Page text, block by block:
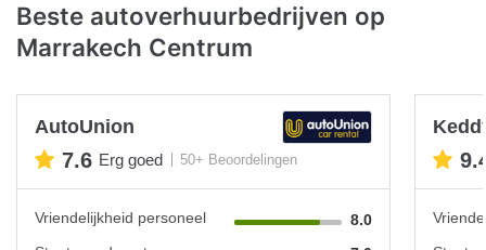
Beste autoverhuurbedrijven op
Marrakech Centrum
AutoUnion
7.6 Erg goed 50+ Beoordelingen
Vriendelijkheid personeel
8.0